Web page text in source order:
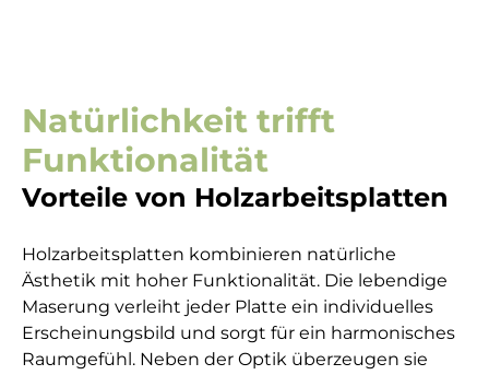
Natürlichkeit trifft
Funktionalität
Vorteile von Holzarbeitsplatten
Holzarbeitsplatten kombinieren natürliche
Ästhetik mit hoher Funktionalität. Die lebendige
Maserung verleiht jeder Platte ein individuelles
Erscheinungsbild und sorgt für ein harmonisches
Raumgefühl. Neben der Optik überzeugen sie